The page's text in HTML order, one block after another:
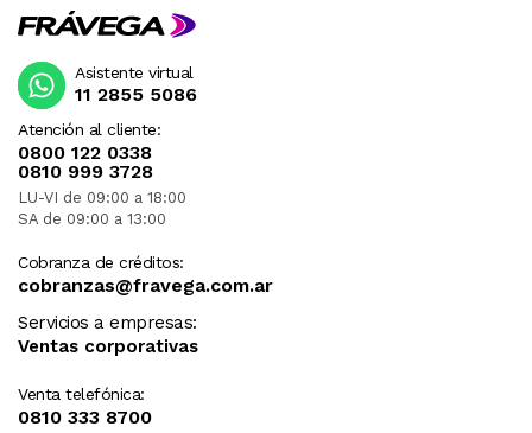
Atención al cliente:
0800 122 0338
0810 999 3728
LU-VI de 09:00 a 18:00
SA de 09:00 a 13:00
Cobranza de créditos:
cobranzas@fravega.com.ar
Servicios a empresas:
Ventas corporativas
Venta telefónica:
0810 333 8700
Asistente virtual
11 2855 5086